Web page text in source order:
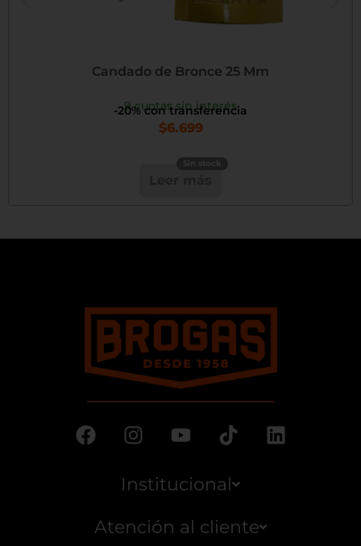
Candado de Bronce 25 Mm
9 cuotas sin interés
-20% con transferencia
$6.699
Institucional
Atención al cliente